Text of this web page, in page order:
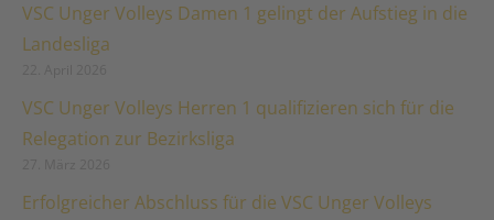
VSC Unger Volleys Damen 1 gelingt der Aufstieg in die
Landesliga
VSC Unger Volleys Herren 1 qualifizieren sich für die
Relegation zur Bezirksliga
Erfolgreicher Abschluss für die VSC Unger Volleys